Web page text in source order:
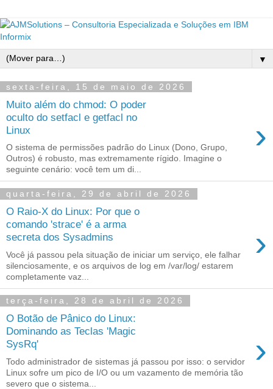
▼
sexta-feira, 15 de maio de 2026
Muito além do chmod: O poder
oculto do setfacl e getfacl no
Linux
›
O sistema de permissões padrão do Linux (Dono, Grupo,
Outros) é robusto, mas extremamente rígido. Imagine o
seguinte cenário: você tem um di...
quarta-feira, 29 de abril de 2026
O Raio-X do Linux: Por que o
comando 'strace' é a arma
secreta dos Sysadmins
›
Você já passou pela situação de iniciar um serviço, ele falhar
silenciosamente, e os arquivos de log em /var/log/ estarem
completamente vaz...
terça-feira, 28 de abril de 2026
O Botão de Pânico do Linux:
Dominando as Teclas 'Magic
SysRq'
›
Todo administrador de sistemas já passou por isso: o servidor
Linux sofre um pico de I/O ou um vazamento de memória tão
severo que o sistema...